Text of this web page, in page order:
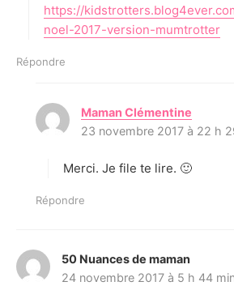
https://
noel-2017-version-mumtrotter
Répondre
Maman Clémentine
i
23 novembre 2017 à 22 h
Merci. Je file te lire. 🙂
Répondre
50 Nuances de maman
i
24 novembre 2017 à 5 h 44